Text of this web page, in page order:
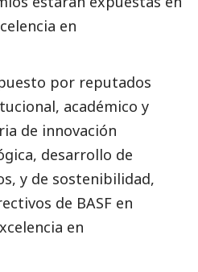
en
por reputados
académico y
de innovación
desarrollo de
y de sostenibilidad,
de BASF en
en